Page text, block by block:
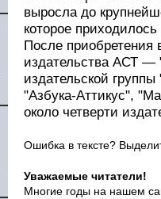
выросла до
которое
После приобретения
издательства АСТ —
издательской
"Азбука-Аттикус",
около четверти
Ошибка в тексте?
Уважаемые читатели!
Многие годы на нашем